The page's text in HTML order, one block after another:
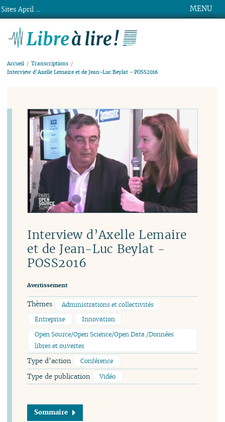
MENU
Accueil
Transcriptions
Interview d’Axelle Lemaire et de Jean-Luc Beylat - POSS2016
Interview d’Axelle Lemaire
et de Jean-Luc Beylat -
POSS2016
Avertissement
Thèmes
Administrations et collectivités
Entreprise
Innovation
Open Source/Open Science/Open Data /Données
libres et ouvertes
Type d’action Conférence
Type de publication Vidéo
Sommaire
Sites April ...